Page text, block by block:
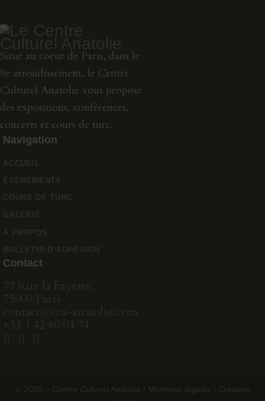
Situé au coeur de Paris, dans le
9e arrondissement, le Centre
Culturel Anatolie vous propose
des expositions, conférences,
concerts et cours de turc.
Navigation
Contact
© 2026 – Centre Culturel Anatolie | Mentions légales
| Création